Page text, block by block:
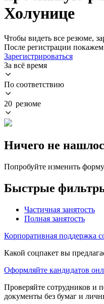
Холунице
Чтобы видеть все резюме,
После регистрации
Зарегистрироваться
За всё время
По соответствию
20 резюме
Ничего не
Попробуйте изменить
Быстрые
Частичная занятость
Полная занятость
Корпоративная поддержка
Какой соцпакет вы
Оформляйте кандидатов
Проверяйте сотрудников и
документы без бумаг и